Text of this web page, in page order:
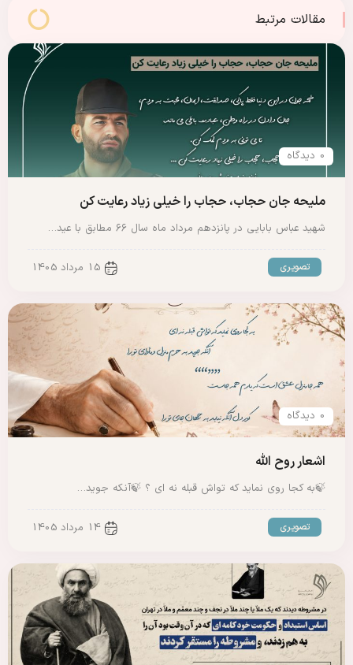
مقالات مرتبط
0 دیدگاه
ملیحه جان حجاب، حجاب را خیلی زیاد رعایت کن
شهید عباس بابایی در پانزدهم مرداد ماه سال ۶۶ مطابق با عید…
تصویری 15 مرداد 1405
0 دیدگاه
اشعار روح الله
🍃به کجا روی نماید که تواش قبله نه ای ؟ 🍃آنکه جوید…
تصویری 14 مرداد 1405